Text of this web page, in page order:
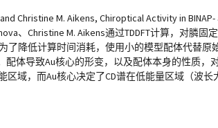
Christine M. Aikens, Chiroptical Activity in
、Christine M. Aikens通过TDDFT计算，对膦固
了降低计算时间消耗，使用小的模型配体代替原
配体导致Au核心的形变，以及配体本身的性质
区域，而Au核心决定了CD谱在低能量区域（波长